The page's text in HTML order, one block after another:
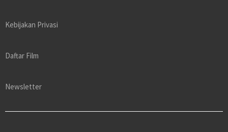
Kebijakan Privasi
Daftar Film
Newsletter